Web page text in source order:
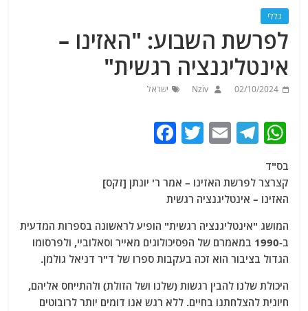
כללי
לפרשת השבוע: "האזינו –
אינטליגנציה רגשית"
02/10/2024
Nziv ישראל
W
at
s
A
p
p
T
e
g
ra
m
E
ai
l
T
itt
er
c
b
o
o
k
בס"ד
קצרצר לפרשת האזינו – אמר ר' יונתן [זקס]
האזינו – אינטליגנציה רגשית
המושג "אינטליגנציה רגשית" הופיע לראשונה בספרות המדעית
ב-1990 במאמרם של הפסיכולוגים מאייר וסאלוביי, ולפרסומו
הגדול בציבור הוא זכה בעקבות ספרו של ד"ר דניאל גולמן.
היכולת שלנו להבין רגשות (שלנו ושל הזולת) ולהתייחס אליהם,
חיונית להצלחתנו בחיים. ללא רגש אנו דומים יותר לרובוטים